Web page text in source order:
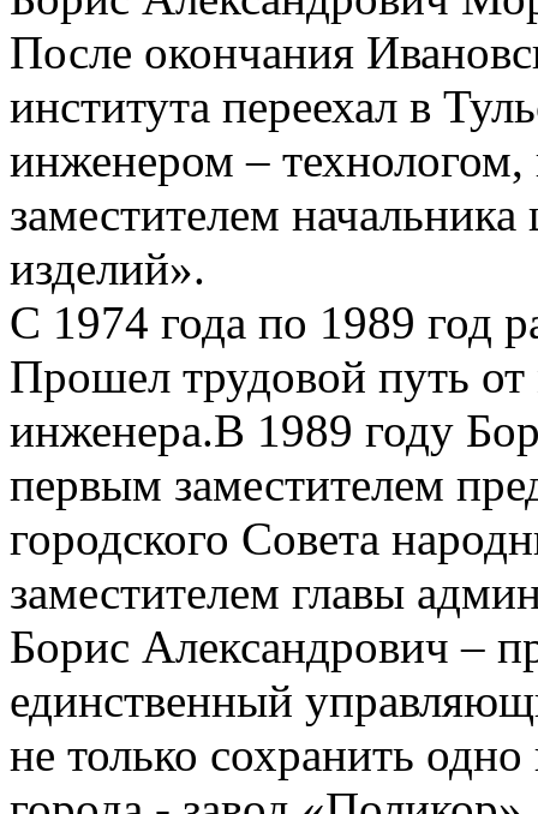
После окончания
института переехал в
инженером – технологом,
заместителем
изделий».
С 1974 года по 1989 год
Прошел трудовой путь от
инженера.В 1989 году
первым заместителем
городского Совета
заместителем главы
Борис Александрович –
единственный
не только сохранить